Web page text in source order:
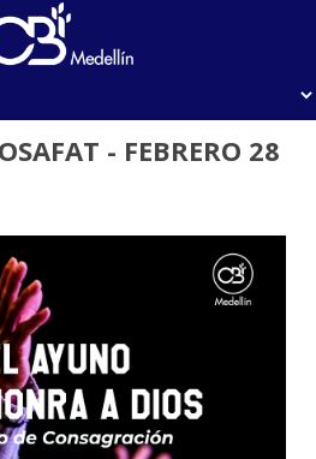
- FEBRERO 28